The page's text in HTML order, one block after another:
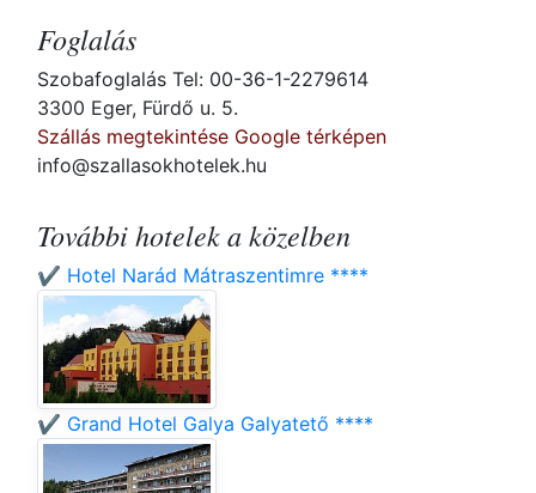
Foglalás
Szobafoglalás Tel: 00-36-1-2279614
3300 Eger, Fürdő u. 5.
Szállás megtekintése Google térképen
info@szallasokhotelek.hu
További hotelek a közelben
✔️ Hotel Narád Mátraszentimre ****
✔️ Grand Hotel Galya Galyatető ****